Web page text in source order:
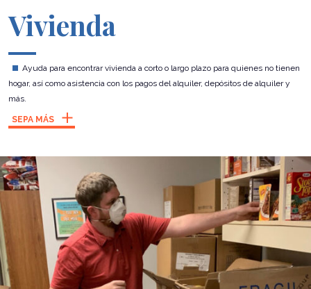
Vivienda
Ayuda para encontrar vivienda a corto o largo plazo para quienes no tienen
hogar, así como asistencia con los pagos del alquiler, depósitos de alquiler y
más.
SEPA MÁS